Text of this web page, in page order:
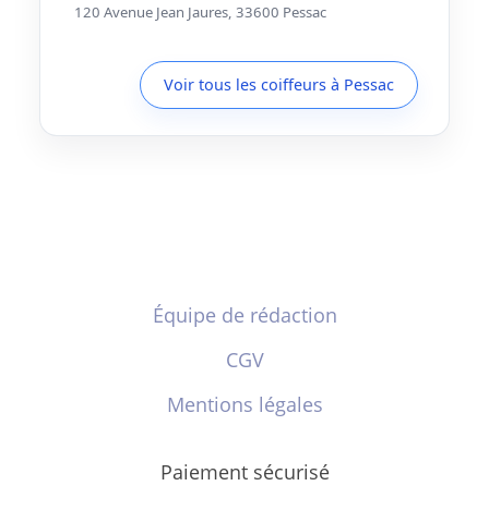
120 Avenue Jean Jaures, 33600 Pessac
Voir tous les coiffeurs à Pessac
Équipe de rédaction
CGV
Mentions légales
Paiement sécurisé